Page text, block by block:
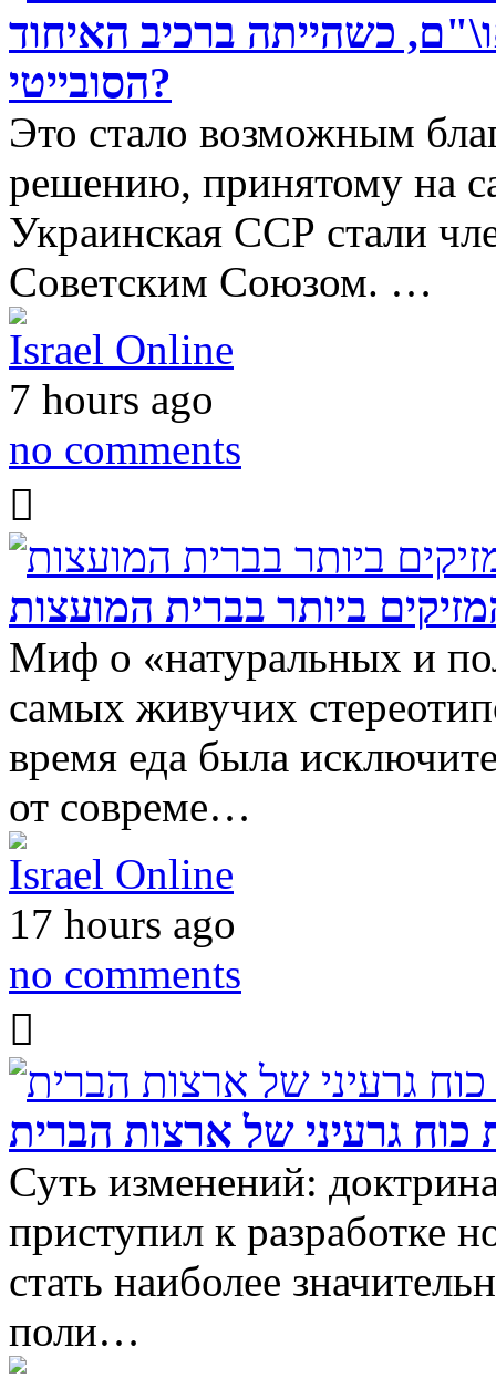
כשהייתה ברכיב האיחוד
הסובייטי?
Это стало возможным
решению, принятому на
Украинская ССР стали
Советским Союзом. …
Israel Online
7 hours ago
no comments
ביותר בברית המועצות
Миф о «натуральных и
самых живучих
время еда была
от совреме…
Israel Online
17 hours ago
no comments
כוח גרעיני של ארצות הברית
Суть изменений:
приступил к разработке
стать наиболее
поли…